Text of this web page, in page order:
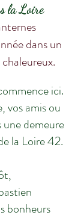
la Loire
dans un
ici.
vos amis ou
demeure
la Loire 42.
bonheurs